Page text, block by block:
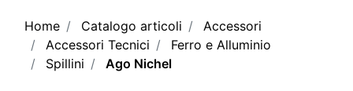
Home Catalogo articoli
Accessori
Accessori Tecnici
Ferro e Alluminio
Spillini
Ago Nichel